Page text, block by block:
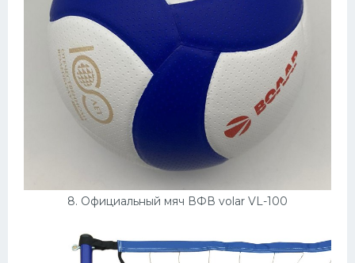
8. Официальный мяч ВФВ volar VL-100